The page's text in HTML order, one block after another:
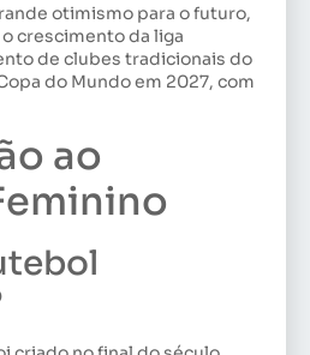
otimismo para o futuro,
crescimento da liga
de clubes tradicionais do
do Mundo em 2027, com
ao